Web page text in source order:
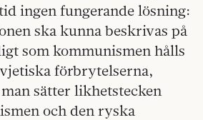
ingen fungerande lösning:
ska kunna beskrivas på
som kommunismen hålls
förbrytelserna,
sätter likhetstecken
och den ryska